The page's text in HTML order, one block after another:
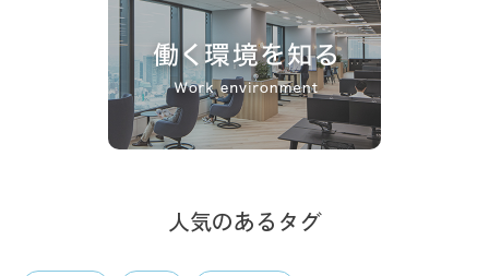
人気のあるタグ